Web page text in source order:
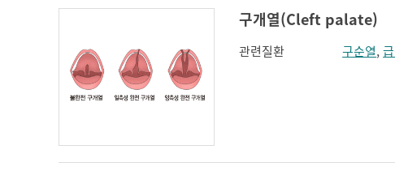
구개열(Cleft palate)
관련질환 구순열,